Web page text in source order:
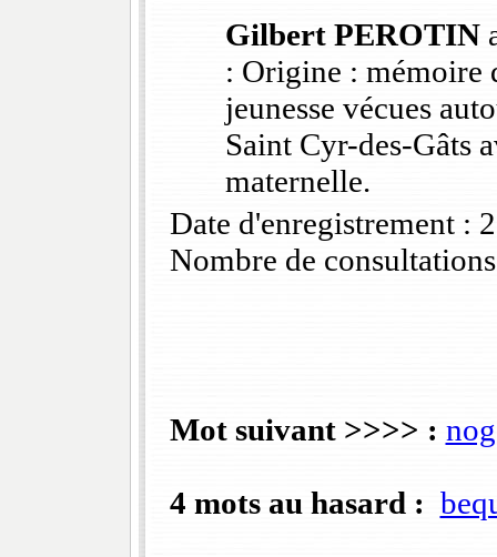
Gilbert PEROTIN
: Origine : mémoire
jeunesse vécues
Saint Cyr-des-Gâts
maternelle.
Date d'enregistrement :
Nombre de
Mot suivant >>>> :
4 mots au hasard :